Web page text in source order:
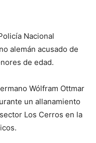
Nacional
alemán acusado de
de edad.
Wólfram Ottmar
un allanamiento
Los Cerros en la